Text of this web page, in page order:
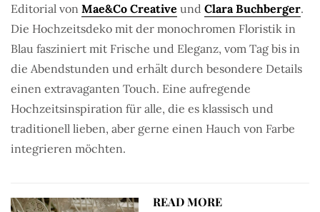
Editorial von Mae&Co Creative und Clara Buchberger.
Die Hochzeitsdeko mit der monochromen Floristik in
Blau fasziniert mit Frische und Eleganz, vom Tag bis in
die Abendstunden und erhält durch besondere Details
einen extravaganten Touch. Eine aufregende
Hochzeitsinspiration für alle, die es klassisch und
traditionell lieben, aber gerne einen Hauch von Farbe
integrieren möchten.
READ MORE